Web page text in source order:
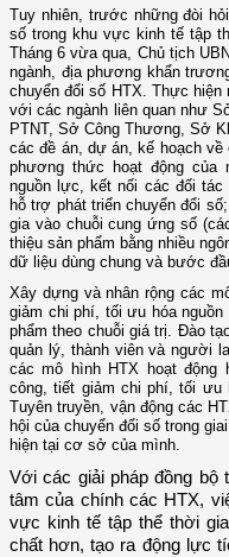
Tuy nhiên, trước những đòi
số trong khu vực kinh tế tập
Tháng 6 vừa qua, Chủ tịch
ngành, địa phương khẩn
chuyển đổi số HTX. Thực hiện
với các ngành liên quan như
PTNT, Sở Công Thương, Sở
các đề án, dự án, kế hoạch
phương thức hoạt động của
nguồn lực, kết nối các đối tác
hỗ trợ phát triển chuyển đổi
gia vào chuỗi cung ứng số
thiệu sản phẩm bằng nhiều
dữ liệu dùng chung và bước
Xây dựng và nhân rộng các
giảm chi phí, tối ưu hóa
phẩm theo chuỗi giá trị. Đào
quản lý, thành viên và người
các mô hình HTX hoạt động
công, tiết giảm chi phí, tối ưu
Tuyên truyền, vận động các
hội của chuyển đổi số trong
hiện tại cơ sở của mình.
Với các giải pháp đồng
tâm của chính các HTX,
vực kinh tế tập thể thời
chất hơn, tạo ra động lực